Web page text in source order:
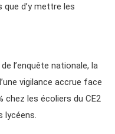
que d’y mettre les
l’enquête nationale, la
vigilance accrue face
chez les écoliers du CE2
lycéens.